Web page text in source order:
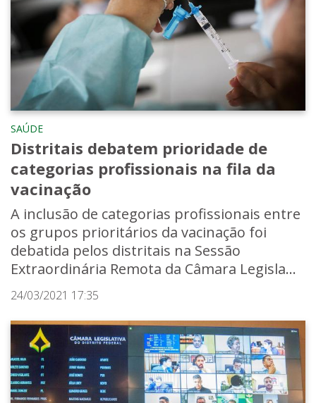
SAÚDE
Distritais debatem prioridade de
categorias profissionais na fila da
vacinação
A inclusão de categorias profissionais entre
os grupos prioritários da vacinação foi
debatida pelos distritais na Sessão
Extraordinária Remota da Câmara Legisla...
24/03/2021 17:35